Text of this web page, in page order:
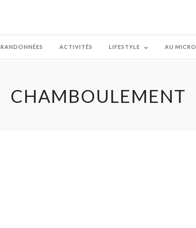
RANDONNÉES ACTIVITÉS LIFESTYLE AU MICRO
CHAMBOULEMENT